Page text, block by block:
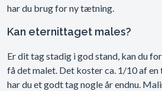
har du brug for ny tætning.
Kan eternittaget males?
Er dit tag stadig i god stand, kan du
få det malet. Det koster ca. 1/10 af
har du et godt tag nogle år endnu.